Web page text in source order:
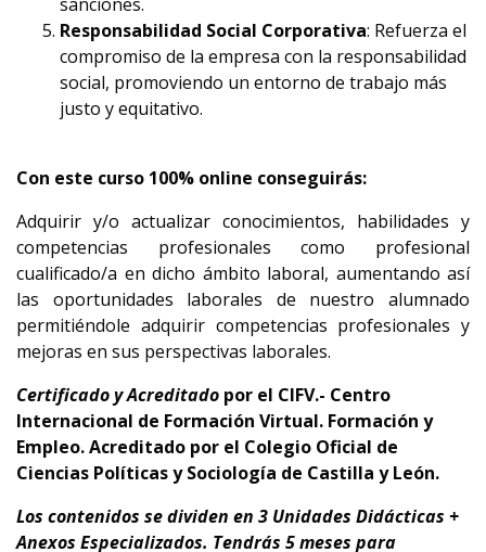
Responsabilidad Social Corporativa: Refuerza el
compromiso de la empresa con la responsabilidad
social, promoviendo un entorno de trabajo más
justo y equitativo.
Con este curso 100% online conseguirás:
Adquirir y/o actualizar conocimientos, habilidades y
competencias profesionales como profesional
cualificado/a en dicho ámbito laboral, aumentando así
las oportunidades laborales de nuestro alumnado
permitiéndole adquirir competencias profesionales y
mejoras en sus perspectivas laborales.
Certificado y Acreditado por el CIFV.- Centro
Internacional de Formación Virtual. Formación y
Empleo. Acreditado por el Colegio Oficial de
Ciencias Políticas y Sociología de Castilla y León.
Los contenidos se dividen en 3 Unidades Didácticas +
Anexos Especializados. Tendrás 5 meses para